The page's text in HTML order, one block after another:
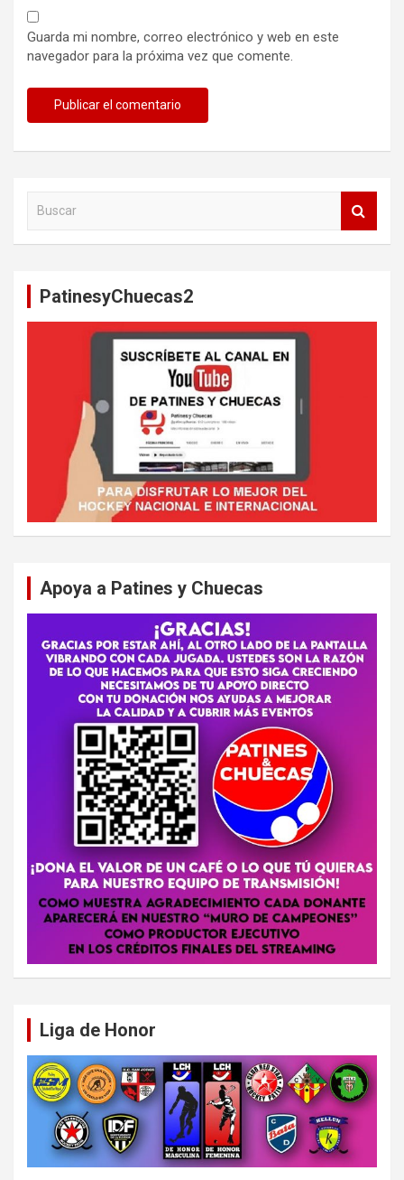
Guarda mi nombre, correo electrónico y web en este
navegador para la próxima vez que comente.
PatinesyChuecas2
Apoya a Patines y Chuecas
Liga de Honor